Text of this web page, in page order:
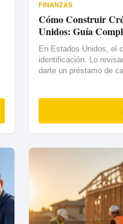
FINANZAS
Cómo Construir
Unidos: Guía
En Estados Unidos, el
identificación. Lo
darte un préstamo de